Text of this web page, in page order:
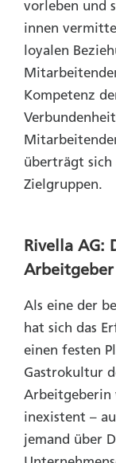
vorleben und
innen
loyalen
Kompetenz
überträgt sich
Zielgruppen.
Rivella AG:
Als eine der
hat sich das
einen festen
Gastrokultur
Arbeitgeberin
inexistent –
jemand über